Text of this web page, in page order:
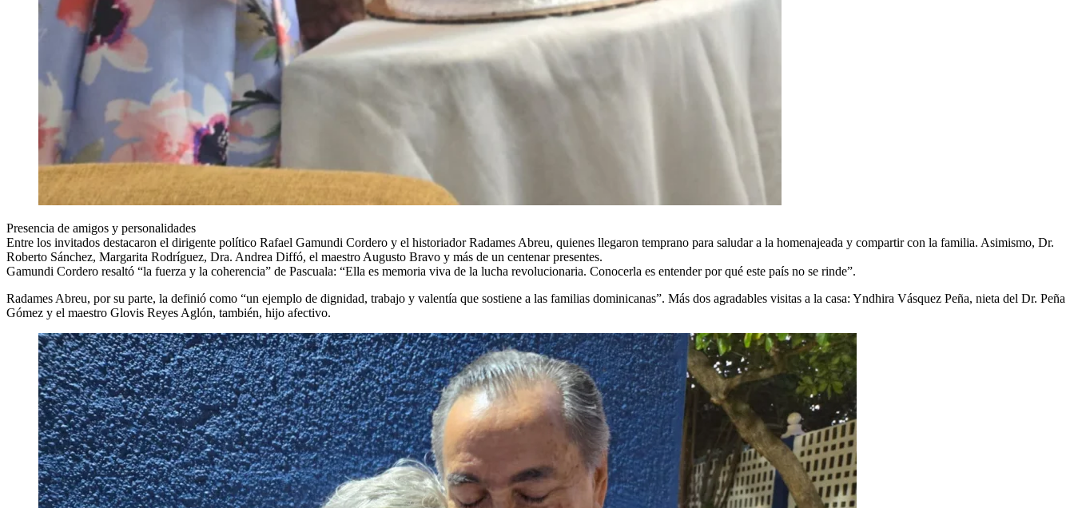
Presencia de amigos y personalidades
Entre los invitados destacaron el dirigente político Rafael Gamundi Cordero y el historiador Radames Abreu, quienes llegaron temprano para saludar a la homenajeada y compartir con la familia. Asimismo, Dr.
Roberto Sánchez, Margarita Rodríguez, Dra. Andrea Diffó, el maestro Augusto Bravo y más de un centenar presentes.
Gamundi Cordero resaltó “la fuerza y la coherencia” de Pascuala: “Ella es memoria viva de la lucha revolucionaria. Conocerla es entender por qué este país no se rinde”.
Radames Abreu, por su parte, la definió como “un ejemplo de dignidad, trabajo y valentía que sostiene a las familias dominicanas”. Más dos agradables visitas a la casa: Yndhira Vásquez Peña, nieta del Dr. Peña
Gómez y el maestro Glovis Reyes Aglón, también, hijo afectivo.